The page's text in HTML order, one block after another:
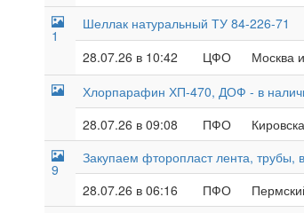
1
Шеллак натуральный ТУ 84-226-71
28.07.26 в 10:42
ЦФО Москва
Хлорпарафин ХП-470, ДОФ - в
28.07.26 в 09:08
ПФО
9
Закупаем фторопласт лента, трубы,
28.07.26 в 06:16
ПФО